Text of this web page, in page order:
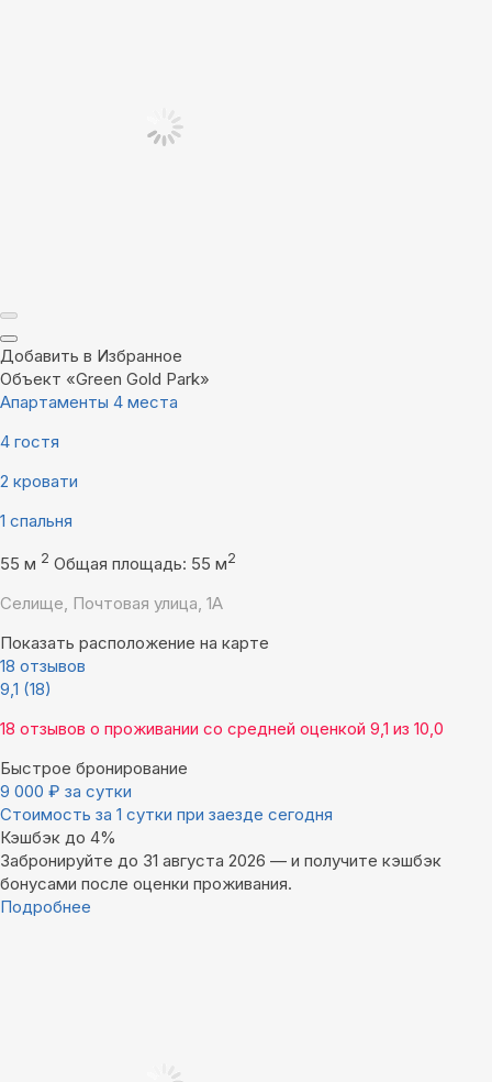
Добавить в Избранное
Объект «Green Gold Park»
Апартаменты 4 места
4 гостя
2 кровати
1 спальня
55 м 2 Общая площадь: 55 м2
Селище, Почтовая улица, 1А
Показать расположение на карте
18 отзывов
9,1 (18)
18 отзывов о проживании со средней оценкой 9,1 из 10,0
Быстрое бронирование
9 000 ₽ за сутки
Стоимость за 1 сутки при заезде сегодня
Кэшбэк до 4%
Забронируйте до 31 августа 2026 — и получите кэшбэк
бонусами после оценки проживания.
Подробнее